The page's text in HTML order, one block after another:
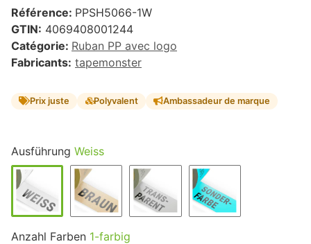
Référence: PPSH5066-1W
GTIN: 4069408001244
Catégorie: Ruban PP avec logo
Fabricants: tapemonster
Prix juste Polyvalent Ambassadeur de marque
Ausführung Weiss
Anzahl Farben 1-farbig